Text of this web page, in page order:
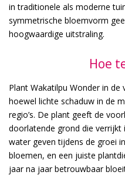
in traditionele als moderne
symmetrische bloemvorm
hoogwaardige uitstraling.
Hoe
Plant Wakatilpu Wonder in
hoewel lichte schaduw in de
regio’s. De plant geeft de
doorlatende grond die
water geven tijdens de groei
bloemen, en een juiste
jaar na jaar betrouwbaar